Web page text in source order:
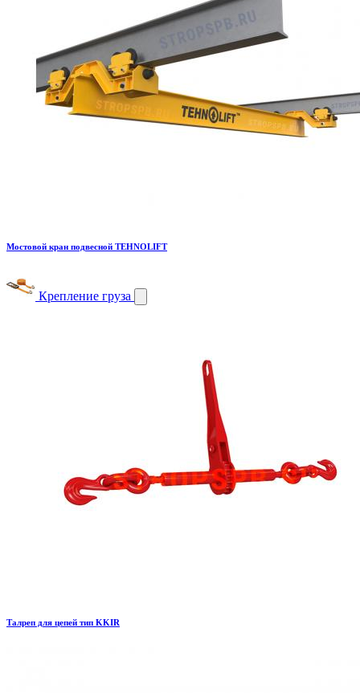
Мостовой кран подвесной TEHNOLIFT
Крепление груза
Талреп для цепей тип KKIR